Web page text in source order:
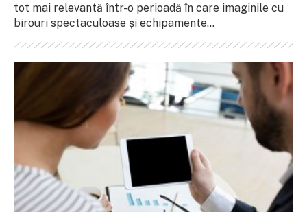
tot mai relevantă într-o perioadă în care imaginile cu
birouri spectaculoase și echipamente...